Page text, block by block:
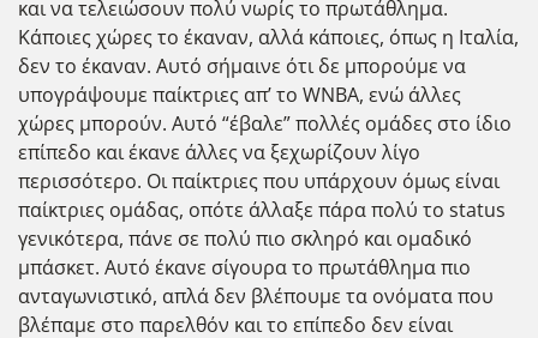
και να τελειώσουν πολύ νωρίς το πρωτάθλημα.
Κάποιες χώρες το έκαναν, αλλά κάποιες, όπως η Ιταλία,
δεν το έκαναν. Αυτό σήμαινε ότι δε μπορούμε να
υπογράψουμε παίκτριες απ’ το WNBA, ενώ άλλες
χώρες μπορούν. Αυτό “έβαλε” πολλές ομάδες στο ίδιο
επίπεδο και έκανε άλλες να ξεχωρίζουν λίγο
περισσότερο. Οι παίκτριες που υπάρχουν όμως είναι
παίκτριες ομάδας, οπότε άλλαξε πάρα πολύ το status
γενικότερα, πάνε σε πολύ πιο σκληρό και ομαδικό
μπάσκετ. Αυτό έκανε σίγουρα το πρωτάθλημα πιο
ανταγωνιστικό, απλά δεν βλέπουμε τα ονόματα που
βλέπαμε στο παρελθόν και το επίπεδο δεν είναι